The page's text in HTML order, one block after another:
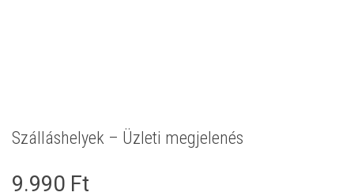
Szálláshelyek – Üzleti megjelenés
9.990 Ft